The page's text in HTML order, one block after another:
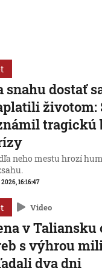
snahu dostať
životom:
tragickú
neho mestu hrozí
2026, 16:16:47
Video
v
s výhrou
dva dni